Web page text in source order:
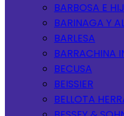
BARBOSA E
BARINAGA Y
BARLESA
BARRACHINA
BECUSA
BEISSIER
BELLOTA